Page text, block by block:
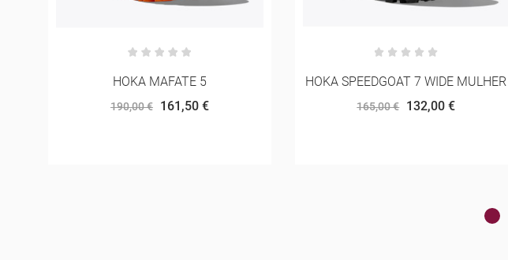
HOKA SPEEDGOAT 7 WIDE MULHER
165,00 € 132,00 €
SALOMON S/LAB ULTRA CARBON
150,00 € 135,00 €